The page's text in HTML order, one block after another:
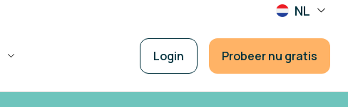
NL
Login Probeer nu gratis